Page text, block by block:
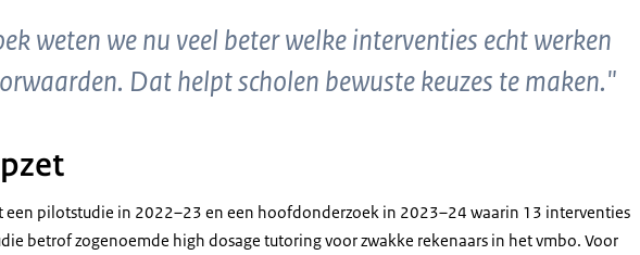
weten we nu veel beter welke interventies echt werken
Dat helpt scholen bewuste keuzes te maken."
een pilotstudie in 2022–23 en een hoofdonderzoek in 2023–24 waarin 13 interventies
betrof zogenoemde high dosage tutoring voor zwakke rekenaars in het vmbo. Voor